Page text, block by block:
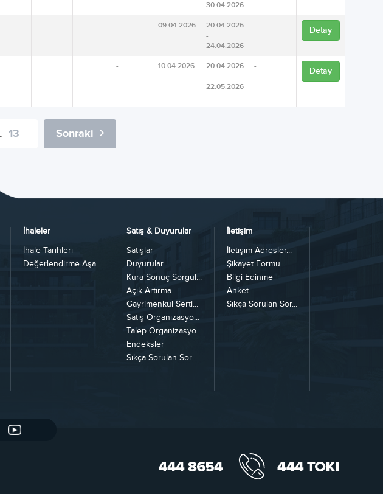
30.04.2026
- 09.04.2026
20.04.2026
-
24.04.2026
- Detay
- 10.04.2026
20.04.2026
-
22.05.2026
- Detay
13 Sonraki
İhaleler
İhale Tarihleri
Değerlendirme Aşa...
Satış & Duyurular
Satışlar
Duyurular
Kura Sonuç Sorgul...
Açık Artırma
Gayrimenkul Serti...
Satış Organizasyo...
Talep Organizasyo...
Endeksler
Sıkça Sorulan Sor...
İletişim
İletişim Adresler...
Şikayet Formu
Bilgi Edinme
Anket
Sıkça Sorulan Sor...